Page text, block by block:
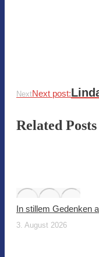
NextNext post:
Related Posts
In stillem Gedenken
3. August 2026